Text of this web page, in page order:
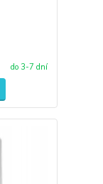
do 3-7 dní